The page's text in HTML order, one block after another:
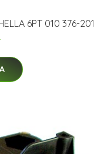
6PT 010 376-201